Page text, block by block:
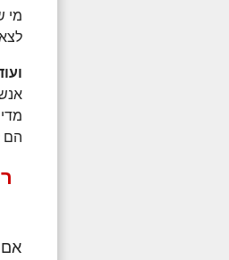
מי
הם
אם